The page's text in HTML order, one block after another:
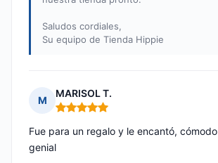
Saludos cordiales,
Su equipo de Tienda Hippie
M
MARISOL T.
Nota: 5 de 5
Fue para un regalo y le encantó,
genial